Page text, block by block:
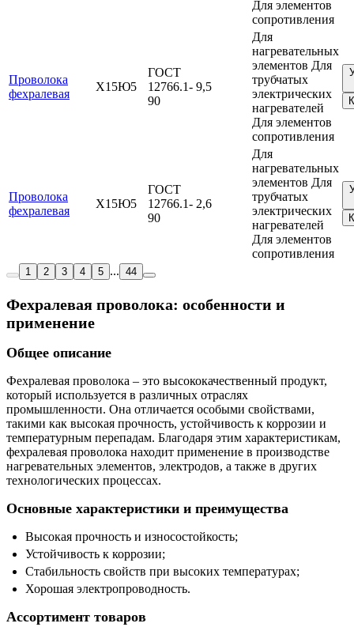
Для элементов
сопротивления
Проволока
фехралевая
Х15Ю5
ГОСТ
12766.1-
90
9,5
Для
нагревательных
элементов Для
трубчатых
электрических
нагревателей
Для элементов
сопротивления
Проволока
фехралевая
Х15Ю5
ГОСТ
12766.1-
90
2,6
Для
нагревательных
элементов Для
трубчатых
электрических
нагревателей
Для элементов
сопротивления
1 2 3 4 5 ... 44
Фехралевая проволока: особенности и
применение
Общее описание
Фехралевая проволока – это высококачественный продукт,
который используется в различных отраслях
промышленности. Она отличается особыми свойствами,
такими как высокая прочность, устойчивость к коррозии и
температурным перепадам. Благодаря этим характеристикам,
фехралевая проволока находит применение в производстве
нагревательных элементов, электродов, а также в других
технологических процессах.
Основные характеристики и преимущества
Высокая прочность и износостойкость;
Устойчивость к коррозии;
Стабильность свойств при высоких температурах;
Хорошая электропроводность.
Ассортимент товаров